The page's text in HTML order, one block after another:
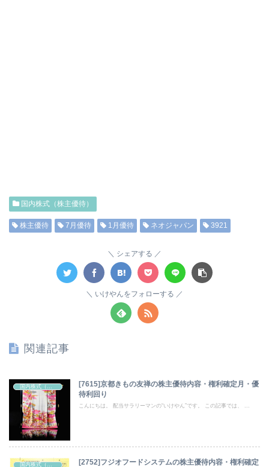
国内株式（株主優待）
株主優待 7月優待 1月優待 ネオジャパン 3921
シェアする
いけやんをフォローする
関連記事
[7615]京都きもの友禅の株主優待内容・権利確定月・優
待利回り
こんにちは。 配当サラリーマンの“いけやん”です。 この記事では、 ...
[2752]フジオフードシステムの株主優待内容・権利確定